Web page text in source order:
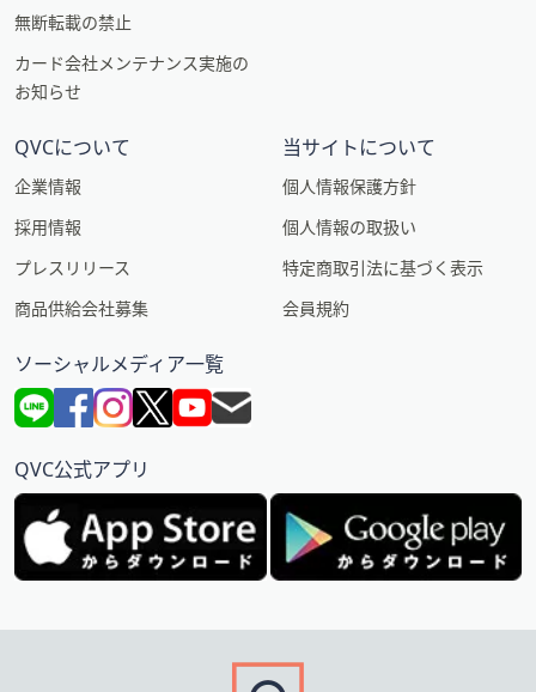
無断転載の禁止
カード会社メンテナンス実施の
お知らせ
QVCについて
企業情報
採用情報
プレスリリース
商品供給会社募集
当サイトについて
個人情報保護方針
個人情報の取扱い
特定商取引法に基づく表示
会員規約
ソーシャルメディア一覧
QVC公式アプリ